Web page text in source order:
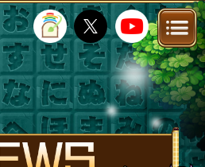
STORY NEWS
FAQ